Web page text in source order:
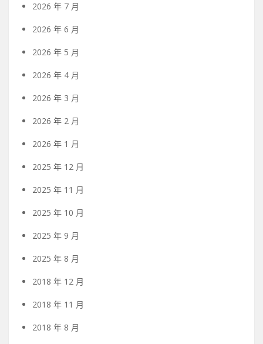
2026 年 7 月
2026 年 6 月
2026 年 5 月
2026 年 4 月
2026 年 3 月
2026 年 2 月
2026 年 1 月
2025 年 12 月
2025 年 11 月
2025 年 10 月
2025 年 9 月
2025 年 8 月
2018 年 12 月
2018 年 11 月
2018 年 8 月